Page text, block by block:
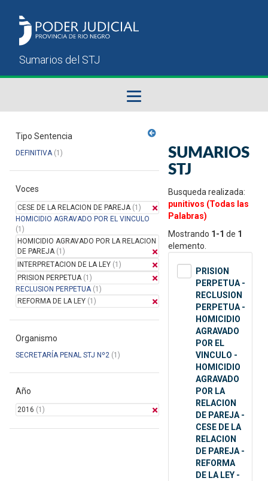
Sumarios del STJ
Manual del Usuario
Tipo Sentencia
DEFINITIVA(1)
Voces
CESE DE LA RELACION DE PAREJA(1)
HOMICIDIO AGRAVADO POR EL VINCULO
(1)
HOMICIDIO AGRAVADO POR LA RELACION
DE PAREJA(1)
INTERPRETACION DE LA LEY (1)
PRISION PERPETUA(1)
RECLUSION PERPETUA(1)
REFORMA DE LA LEY (1)
Organismo
SECRETARÍA PENAL STJ Nº2 (1)
Año
2016 (1)
SUMARIOS
STJ
Busqueda realizada:
punitivos (Todas las
Palabras)
Mostrando 1-1 de 1
elemento.
PRISION
PERPETUA -
RECLUSION
PERPETUA -
HOMICIDIO
AGRAVADO
POR EL
VINCULO -
HOMICIDIO
AGRAVADO
POR LA
RELACION
DE PAREJA -
CESE DE LA
RELACION
DE PAREJA -
REFORMA
DE LA LEY -